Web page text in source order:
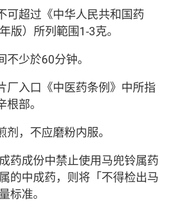
可超过《中华人民共和国药
版）所列範围1-3克。
不少於60分钟。
厂入口《中医药条例》中所指
部。
剂，不应磨粉内服。
药成份中禁止使用马兜铃属药
的中成药，则将「不得检出马
标准。